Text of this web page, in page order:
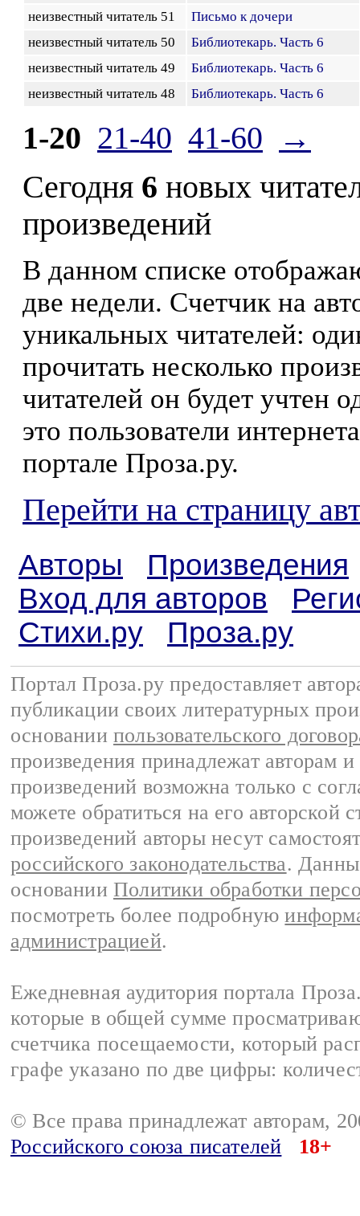
неизвестный читатель 51
Письмо к дочери
неизвестный читатель 50
Библиотекарь. Часть 6
неизвестный читатель 49
Библиотекарь. Часть 6
неизвестный читатель 48
Библиотекарь. Часть 6
1-20 21-40 41-60
→
Сегодня 6 новых
произведений
В данном списке
две недели. Счетчик на
уникальных читателей:
прочитать несколько
читателей он будет учтен
это пользователи
портале Проза.ру.
Перейти на страницу
Авторы
Произведения
Вход для авторов
Стихи.ру
Проза.ру
Портал Проза.ру предоставляет
публикации своих литературных
основании пользовательского
произведения принадлежат авторам
произведений возможна только с
можете обратиться на его авторской
произведений авторы несут
российского законодательства.
основании Политики обработки
посмотреть более подробную
администрацией.
Ежедневная аудитория портала
которые в общей сумме
счетчика посещаемости, который
графе указано по две цифры:
© Все права принадлежат авторам,
Российского союза писателей
18+